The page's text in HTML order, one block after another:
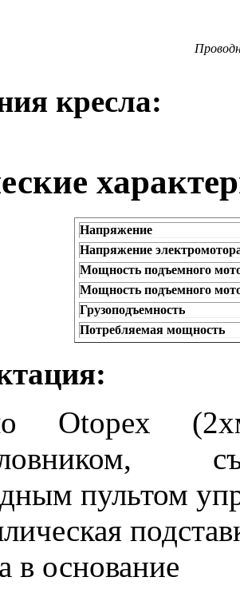
кресла:
Напряжение
Напряжение
Мощность подъемного
Мощность подъемного
Грузоподъемность
Потребляемая мощность
Otopex
пультом
в основание